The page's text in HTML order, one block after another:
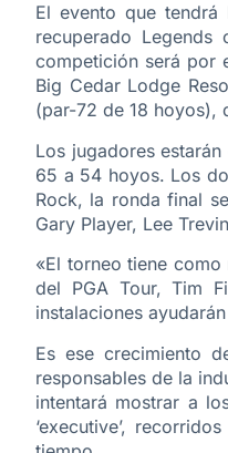
El evento que
recuperado
competición será por
Big Cedar Lodge
(par-72 de 18 hoyos),
Los jugadores
65 a 54 hoyos. Los
Rock, la ronda final
Gary Player, Lee
«El torneo tiene
del PGA Tour, Tim
instalaciones
Es ese crecimiento
responsables de la
intentará mostrar a
‘executive’,